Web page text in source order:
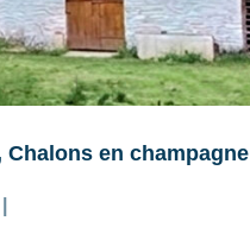
Chalons en champagne